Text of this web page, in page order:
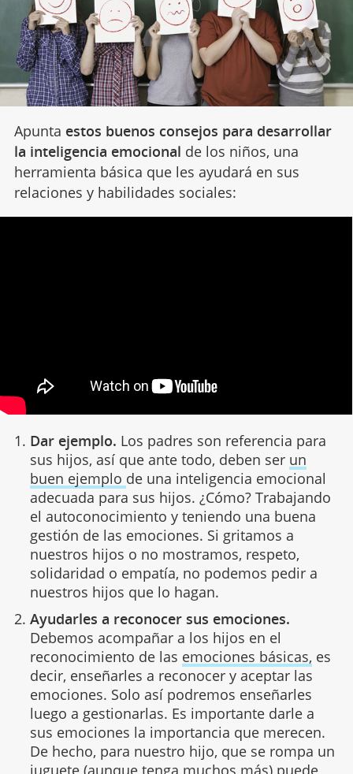
Apunta estos buenos consejos para desarrollar
la inteligencia emocional de los niños, una
herramienta básica que les ayudará en sus
relaciones y habilidades sociales:
Dar ejemplo. Los padres son referencia para
sus hijos, así que ante todo, deben ser un
buen ejemplo de una inteligencia emocional
adecuada para sus hijos. ¿Cómo? Trabajando
el autoconocimiento y teniendo una buena
gestión de las emociones. Si gritamos a
nuestros hijos o no mostramos, respeto,
solidaridad o empatía, no podemos pedir a
nuestros hijos que lo hagan.
Ayudarles a reconocer sus emociones.
Debemos acompañar a los hijos en el
reconocimiento de las emociones básicas, es
decir, enseñarles a reconocer y aceptar las
emociones. Solo así podremos enseñarles
luego a gestionarlas. Es importante darle a
sus emociones la importancia que merecen.
De hecho, para nuestro hijo, que se rompa un
juguete (aunque tenga muchos más) puede